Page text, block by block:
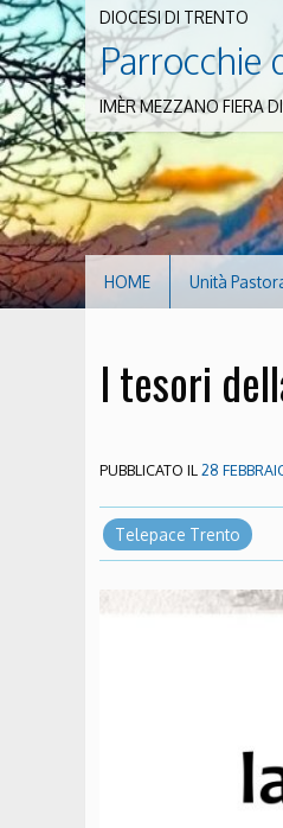
DIOCESI DI TRENTO
Parrocchie
IMÈR MEZZANO FIERA
HOME Unità
I tesori
PUBBLICATO IL28
Telepace Trento